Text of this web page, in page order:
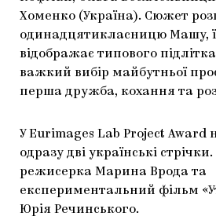
Хоменко (Україна). Сюжет
одинадцятикласницю Машу, її
відображає типового
важкий вибір майбутньої
перша дружба, кохання та
У Eurimages Lab Project Award
одразу дві українські
режисерка Марина Врода та
експериментальний фільм
Юрія Речинського.